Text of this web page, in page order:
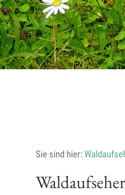
Sie sind hier: